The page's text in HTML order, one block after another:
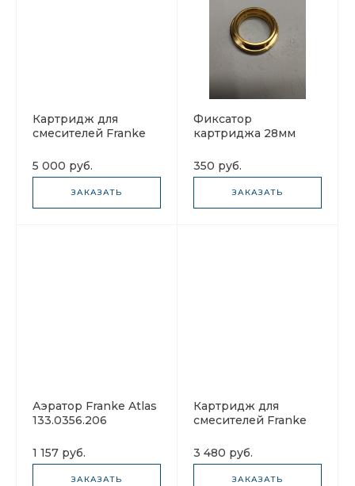
Картридж для
смесителей Franke
5 000 руб.
ЗАКАЗАТЬ
Фиксатор
картриджа 28мм
350 руб.
ЗАКАЗАТЬ
Аэратор Franke Atlas
133.0356.206
1 157 руб.
ЗАКАЗАТЬ
Картридж для
смесителей Franke
3 480 руб.
ЗАКАЗАТЬ